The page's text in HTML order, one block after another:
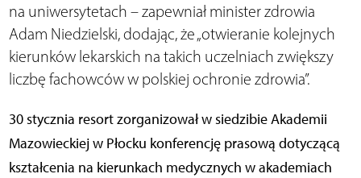
na uniwersytetach – zapewniał minister zdrowia
Adam Niedzielski, dodając, że „otwieranie kolejnych
kierunków lekarskich na takich uczelniach zwiększy
liczbę fachowców w polskiej ochronie zdrowia”.
30 stycznia resort zorganizował w siedzibie Akademii
Mazowieckiej w Płocku konferencję prasową dotyczącą
kształcenia na kierunkach medycznych w akademiach